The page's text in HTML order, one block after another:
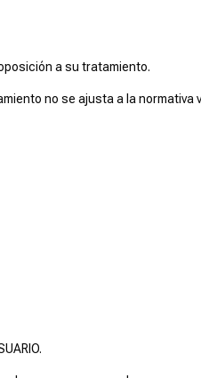
a su tratamiento.
no se ajusta a la normativa